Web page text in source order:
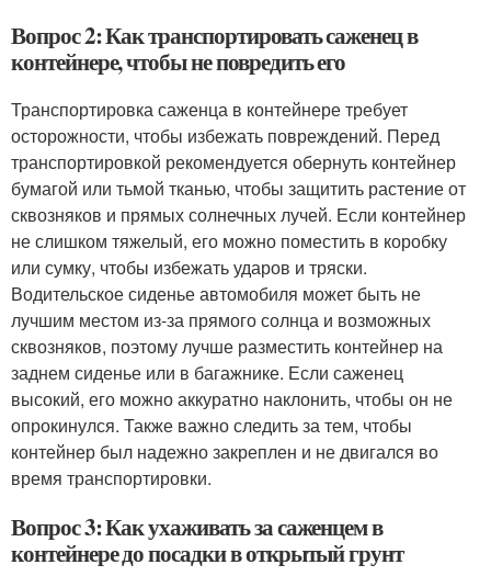
Вопрос 2: Как транспортировать саженец в
контейнере, чтобы не повредить его
Транспортировка саженца в контейнере требует
осторожности, чтобы избежать повреждений. Перед
транспортировкой рекомендуется обернуть контейнер
бумагой или тьмой тканью, чтобы защитить растение от
сквозняков и прямых солнечных лучей. Если контейнер
не слишком тяжелый, его можно поместить в коробку
или сумку, чтобы избежать ударов и тряски.
Водительское сиденье автомобиля может быть не
лучшим местом из-за прямого солнца и возможных
сквозняков, поэтому лучше разместить контейнер на
заднем сиденье или в багажнике. Если саженец
высокий, его можно аккуратно наклонить, чтобы он не
опрокинулся. Также важно следить за тем, чтобы
контейнер был надежно закреплен и не двигался во
время транспортировки.
Вопрос 3: Как ухаживать за саженцем в
контейнере до посадки в открытый грунт